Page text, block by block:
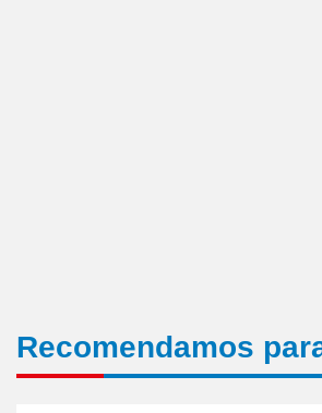
Recomendamos